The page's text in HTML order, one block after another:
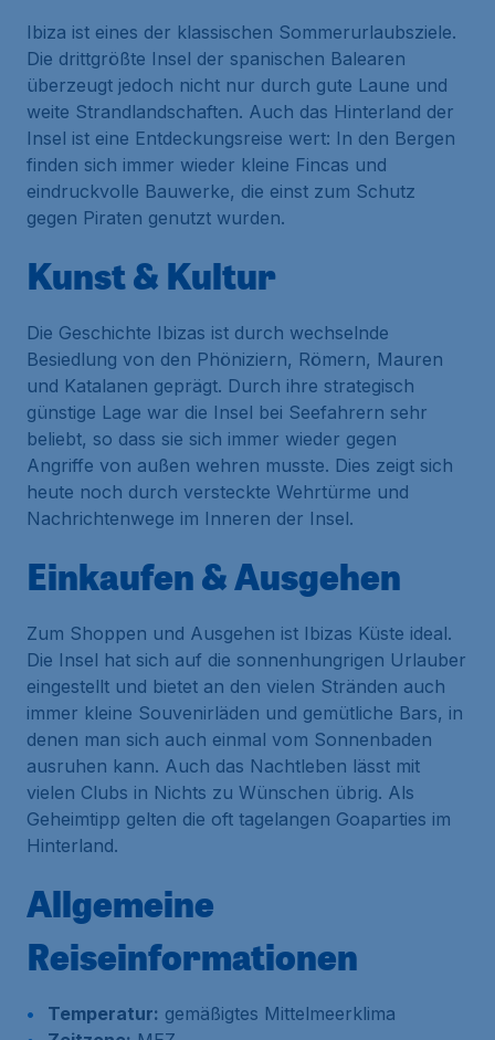
Ibiza ist eines der klassischen Sommerurlaubsziele.
Die drittgrößte Insel der spanischen Balearen
überzeugt jedoch nicht nur durch gute Laune und
weite Strandlandschaften. Auch das Hinterland der
Insel ist eine Entdeckungsreise wert: In den Bergen
finden sich immer wieder kleine Fincas und
eindruckvolle Bauwerke, die einst zum Schutz
gegen Piraten genutzt wurden.
Kunst & Kultur
Die Geschichte Ibizas ist durch wechselnde
Besiedlung von den Phöniziern, Römern, Mauren
und Katalanen geprägt. Durch ihre strategisch
günstige Lage war die Insel bei Seefahrern sehr
beliebt, so dass sie sich immer wieder gegen
Angriffe von außen wehren musste. Dies zeigt sich
heute noch durch versteckte Wehrtürme und
Nachrichtenwege im Inneren der Insel.
Einkaufen & Ausgehen
Zum Shoppen und Ausgehen ist Ibizas Küste ideal.
Die Insel hat sich auf die sonnenhungrigen Urlauber
eingestellt und bietet an den vielen Stränden auch
immer kleine Souvenirläden und gemütliche Bars, in
denen man sich auch einmal vom Sonnenbaden
ausruhen kann. Auch das Nachtleben lässt mit
vielen Clubs in Nichts zu Wünschen übrig. Als
Geheimtipp gelten die oft tagelangen Goaparties im
Hinterland.
Allgemeine
Reiseinformationen
Temperatur: gemäßigtes Mittelmeerklima